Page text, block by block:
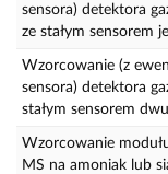
sensora) detektora
ze stałym sensorem
Wzorcowanie (z
sensora) detektora
stałym sensorem
Wzorcowanie
MS na amoniak lub